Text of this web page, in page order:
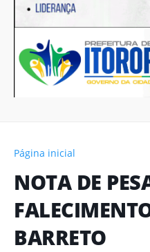
Página inicial
NOTA DE
BARRETO